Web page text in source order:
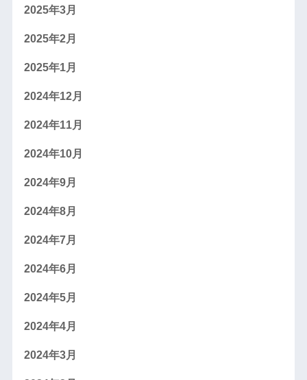
2025年3月
2025年2月
2025年1月
2024年12月
2024年11月
2024年10月
2024年9月
2024年8月
2024年7月
2024年6月
2024年5月
2024年4月
2024年3月